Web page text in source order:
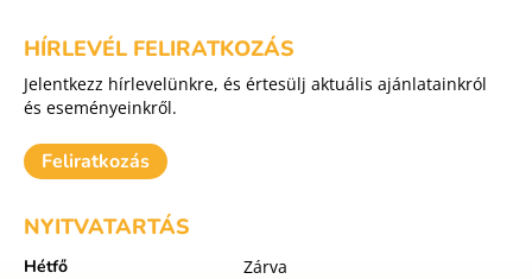
HÍRLEVÉL FELIRATKOZÁS
Jelentkezz hírlevelünkre, és értesülj aktuális ajánlatainkról
és eseményeinkről.
Feliratkozás
NYITVATARTÁS
Hétfő
Zárva